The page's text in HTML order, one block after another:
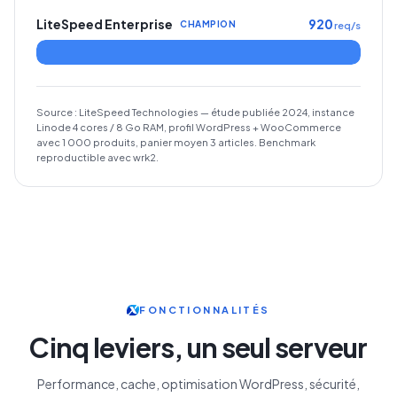
LiteSpeed Enterprise CHAMPION 920req/s
Source : LiteSpeed Technologies — étude publiée 2024, instance
Linode 4 cores / 8 Go RAM, profil WordPress + WooCommerce
avec 1 000 produits, panier moyen 3 articles. Benchmark
reproductible avec wrk2.
FONCTIONNALITÉS
Cinq leviers, un seul serveur
Performance, cache, optimisation WordPress, sécurité,